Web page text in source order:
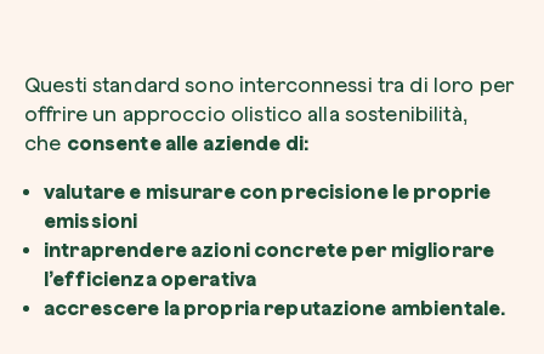
Questi standard sono interconnessi tra di loro per
offrire un approccio olistico alla sostenibilità,
che consente alle aziende di:
valutare e misurare con precisione le proprie
emissioni
intraprendere azioni concrete per migliorare
l’efficienza operativa
accrescere la propria reputazione ambientale.